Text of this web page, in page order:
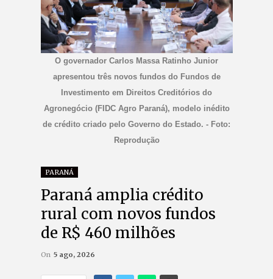
O governador Carlos Massa Ratinho Junior
apresentou três novos fundos do Fundos de
Investimento em Direitos Creditórios do
Agronegócio (FIDC Agro Paraná), modelo inédito
de crédito criado pelo Governo do Estado. - Foto:
Reprodução
PARANÁ
Paraná amplia crédito
rural com novos fundos
de R$ 460 milhões
On 5 ago, 2026